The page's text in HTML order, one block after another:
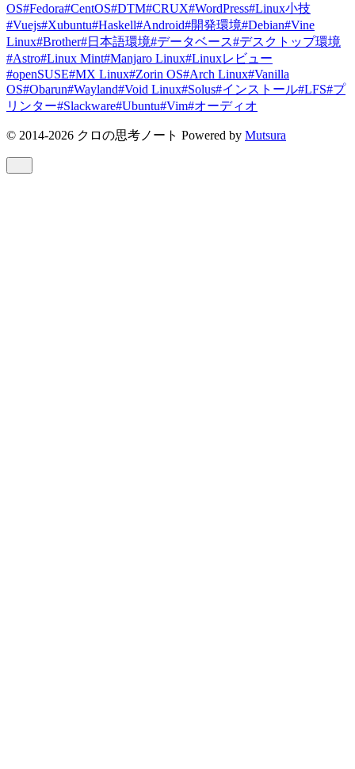
OS#Fedora#CentOS#DTM#CRUX#WordPress#Linux小技
#Vuejs#Xubuntu#Haskell#Android#開発環境#Debian#Vine
Linux#Brother#日本語環境#データベース#デスクトップ環境
#Astro#Linux Mint#Manjaro Linux#Linuxレビュー
#openSUSE#MX Linux#Zorin OS#Arch Linux#Vanilla
OS#Obarun#Wayland#Void Linux#Solus#インストール#LFS#プ
リンター#Slackware#Ubuntu#Vim#オーディオ
© 2014-2026 クロの思考ノート Powered by Mutsura